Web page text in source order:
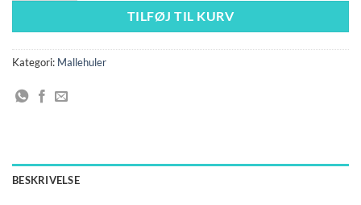
TILFØJ TIL KURV
Kategori: Mallehuler
BESKRIVELSE